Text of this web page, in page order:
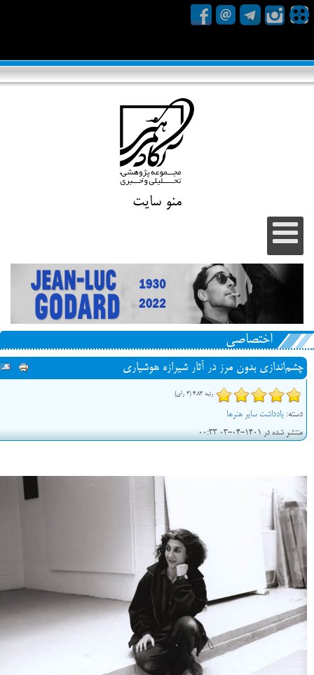
منو سایت
اختصاصی
چشم‌اندازی بدون مرز در آثار شیرازه هوشیاری
رتبه 4.83 (3 رای)
دسته: یادداشت سایر هنرها
منتشر شده در 1401-04-03 00:33